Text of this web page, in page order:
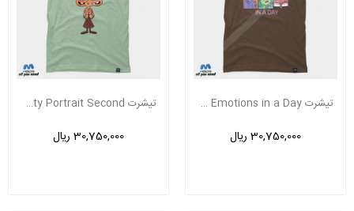
تیشرت Inside Out 2 Emotions in a Day
30,750,000 ریال
تیشرت Inside Out 2 Anxiety Portrait Second...
30,750,000 ریال